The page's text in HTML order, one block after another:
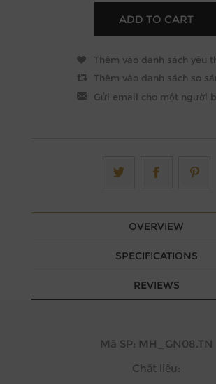
OVERVIEW
SPECIFICATIONS
REVIEWS
Mã SP: MH_GN08.TN
Chất liệu: